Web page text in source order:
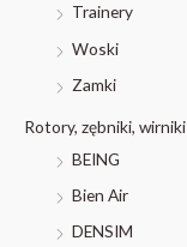
Trainery
Woski
Zamki
Rotory, zębniki, wirniki
BEING
Bien Air
DENSIM